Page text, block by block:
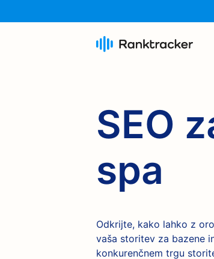
SEO
spa
Odkrijte, kako lahko z
vaša storitev za bazene
konkurenčnem trgu